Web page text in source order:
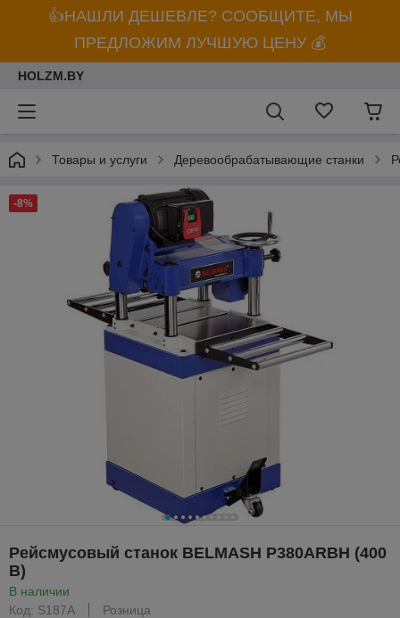
👍НАШЛИ ДЕШЕВЛЕ? СООБЩИТЕ, МЫ
ПРЕДЛОЖИМ ЛУЧШУЮ ЦЕНУ 💰
HOLZM.BY
Товары и услуги Деревообрабатывающие станки
-8%
Рейсмусовый станок BELMASH P380ARBH (400
В)
В наличии
Код: S187A
Розница